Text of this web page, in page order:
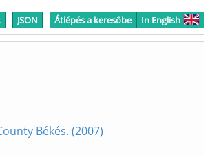
JSON Átlépés a keresőbe In English
Békés. (2007)